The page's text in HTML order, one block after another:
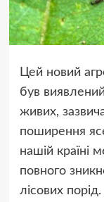
Цей новий
був
живих,
поширення
нашій країні
повного
лісових